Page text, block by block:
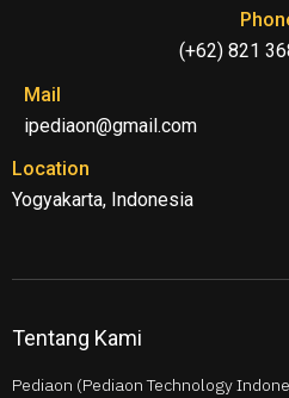
(+62) 821
Mail
ipediaon@gmail.com
Location
Yogyakarta, Indonesia
Tentang Kami
Pediaon (Pediaon Technology